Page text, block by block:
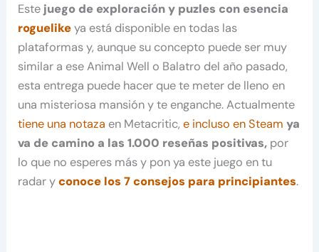
Este juego de exploración y puzles con esencia
roguelikeya está disponible en todas las
plataformas y, aunque su concepto puede ser muy
similar a ese Animal Well o Balatro del año pasado,
esta entrega puede hacer que te meter de lleno en
una misteriosa mansión y te enganche. Actualmente
tiene una notaza en Metacritic,e incluso en Steam ya
va de camino a las 1.000 reseñas positivas, por
lo que no esperes más y pon ya este juego en tu
radar yconoce los 7 consejos para principiantes.